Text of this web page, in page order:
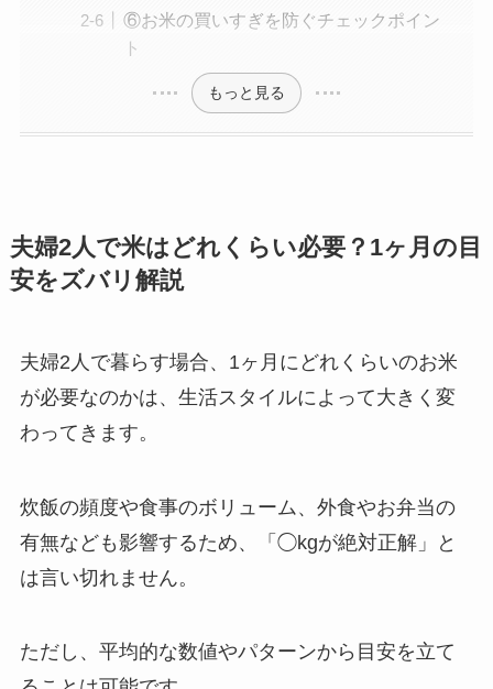
⑥お米の買いすぎを防ぐチェックポイン
ト
もっと見る
夫婦2人で米はどれくらい必要？1ヶ月の目
安をズバリ解説
夫婦2人で暮らす場合、1ヶ月にどれくらいのお米
が必要なのかは、生活スタイルによって大きく変
わってきます。
炊飯の頻度や食事のボリューム、外食やお弁当の
有無なども影響するため、「◯kgが絶対正解」と
は言い切れません。
ただし、平均的な数値やパターンから目安を立て